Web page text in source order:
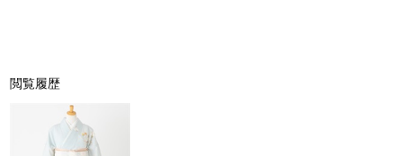
閲覧履歴